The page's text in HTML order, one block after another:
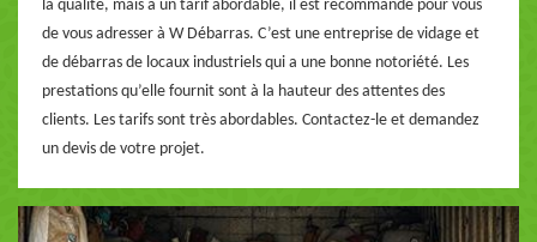
la qualité, mais à un tarif abordable, il est recommandé pour vous
de vous adresser à W Débarras. C’est une entreprise de vidage et
de débarras de locaux industriels qui a une bonne notoriété. Les
prestations qu’elle fournit sont à la hauteur des attentes des
clients. Les tarifs sont très abordables. Contactez-le et demandez
un devis de votre projet.